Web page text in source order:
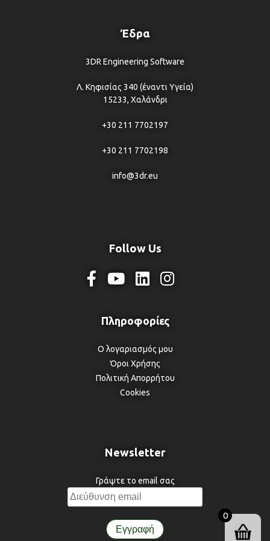
Έδρα
3DR Engineering Software
Λ. Κηφισίας 340 (έναντι Υγεία)
15233, Χαλάνδρι
+30 211 7702197
+30 211 7702198
info@3dr.eu
Follow Us
Ο λογαριασμός μου
Όροι Χρήσης
Πολιτική Απορρήτου
Cookies
Newsletter
Γράψτε το email σας
0